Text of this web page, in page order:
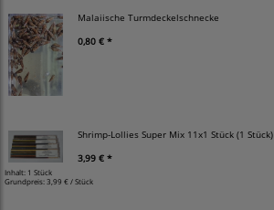
Malaiische Turmdeckelschnecke
0,80 € *
Shrimp-Lollies Super Mix 11x1 Stück (1 Stück)
3,99 € *
Inhalt: 1 Stück
Grundpreis:3,99 € / Stück